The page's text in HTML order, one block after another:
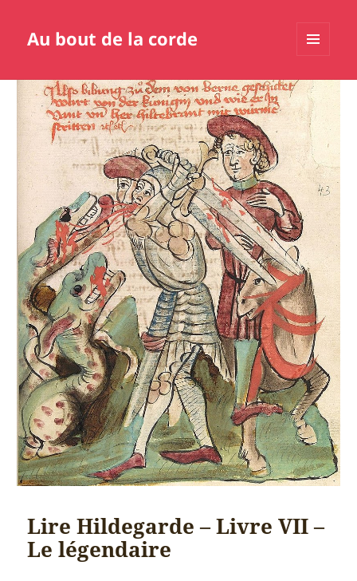
Au bout de la corde
WIDGETS
Lire Hildegarde – Livre VII –
Le légendaire